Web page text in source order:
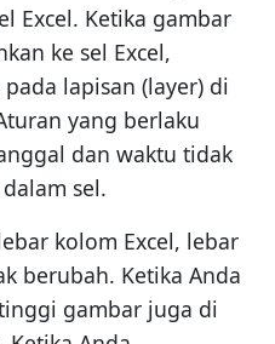
Excel. Ketika gambar
ke sel Excel,
lapisan (layer) di
yang berlaku
dan waktu tidak
sel.
kolom Excel, lebar
berubah. Ketika Anda
gambar juga di